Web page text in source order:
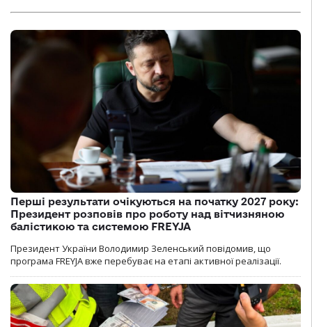
Перші результати очікуються на початку 2027 року:
Президент розповів про роботу над вітчизняною
балістикою та системою FREYJA
Президент України Володимир Зеленський повідомив, що
програма FREYJA вже перебуває на етапі активної реалізації.